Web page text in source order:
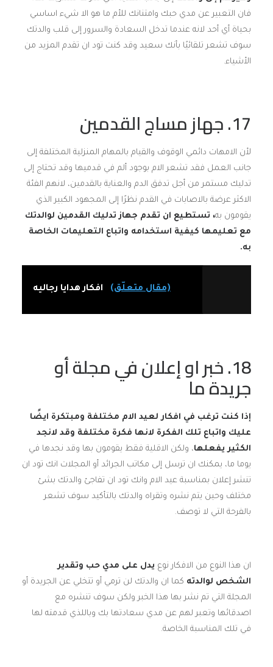
فان التعبير عن مدي حبك وامتنانك للأم ما هو الا شيء اساسي
بحياة أي أحد لانه عندما تدخل السعادة والسرور إلى قلب والدتك
سوف تشعر تلقائيًا بأنك سعيد وقد كنت تود ان تقدم المزيد من
الأشياء.
17. جهاز مساج القدمين
لأن الامهات دائمي الوقوف والقيام بالمهام المنزلية المختلفة إلى
جانب العمل فقد تشعر الام بوجود ألم في قدميها وقد تحتاج إلى
تدليك مستمر من أجل تدفق الدم والعناية بالقدمين، لانهم الفئة
الاكثر عرضة بالاصابات في القدم نظرًا إلى المجهود الكبير الذي
يقومون به، تستطيع ان تقدم جهاز تدليك القدمين لوالدتك
مع تعليمها كيفية استخدامه واتباع التعليمات الخاصة
به.
(مقال متعلّق) افكار هدايا رجاليه
18. خبر او إعلان في مجلة أو
جريدة ما
إذا كنت ترغب في افكار لعيد الام مختلفة ومبتكرة ايضًا
عليك واتباع تلك الفكرة لانها فكرة مختلفة وقد لانجد
الكثير يفعلها، ولكن الاقلية فقط يقومون بها وقد نجدها في
يوما ما، يمكنك ان ترسل إلى مكاتب الجرائد أو المجلات انك تود ان
تنشر إعلان بمناسبة عيد الام وانك تود ان تفاجئ والدتك بشئ
مختلف وحين يتم نشره وتقراه والدتك بالتأكيد سوف تشعر
بالفرحة التي لا توصف.
ان هذا النوع من الافكار نوع يدل على مدي حب وتقدير
الشخص لوالدته كما ان والدتك لن ترمي أو تتخلي عن الجريدة أو
المجلة التي تم نشر بها هذا الخبر ولكن سوف تنشره مع
اصدقائها وتعبر لهم عن مدي سعادتها بك وباللذي قدمته لها
في تلك المناسبة الخاصة.